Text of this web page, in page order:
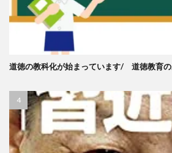
道徳の教科化が始まっています/ 道徳教育の